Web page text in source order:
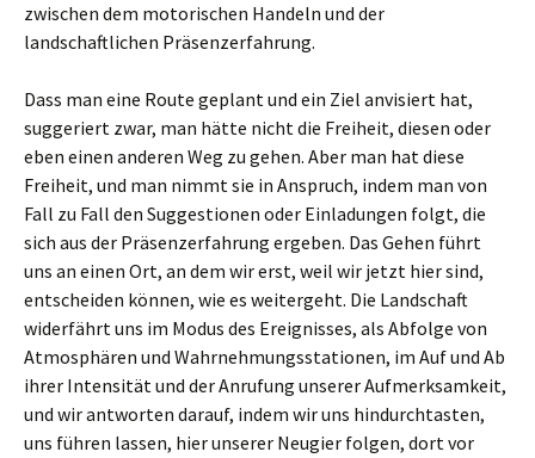
zwischen dem motorischen Handeln und der
landschaftlichen Präsenzerfahrung.
Dass man eine Route geplant und ein Ziel anvisiert hat,
suggeriert zwar, man hätte nicht die Freiheit, diesen oder
eben einen anderen Weg zu gehen. Aber man hat diese
Freiheit, und man nimmt sie in Anspruch, indem man von
Fall zu Fall den Suggestionen oder Einladungen folgt, die
sich aus der Präsenzerfahrung ergeben. Das Gehen führt
uns an einen Ort, an dem wir erst, weil wir jetzt hier sind,
entscheiden können, wie es weitergeht. Die Landschaft
widerfährt uns im Modus des Ereignisses, als Abfolge von
Atmosphären und Wahrnehmungsstationen, im Auf und Ab
ihrer Intensität und der Anrufung unserer Aufmerksamkeit,
und wir antworten darauf, indem wir uns hindurchtasten,
uns führen lassen, hier unserer Neugier folgen, dort vor